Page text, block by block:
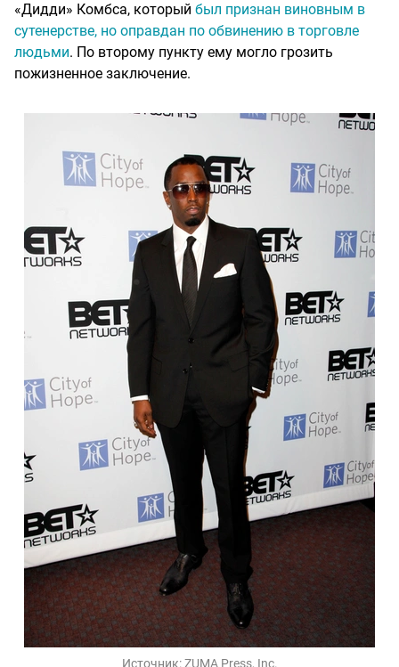
«Дидди» Комбса, который был признан виновным в
сутенерстве, но оправдан по обвинению в торговле
людьми. По второму пункту ему могло грозить
пожизненное заключение.
Источник:ZUMA Press, Inc.